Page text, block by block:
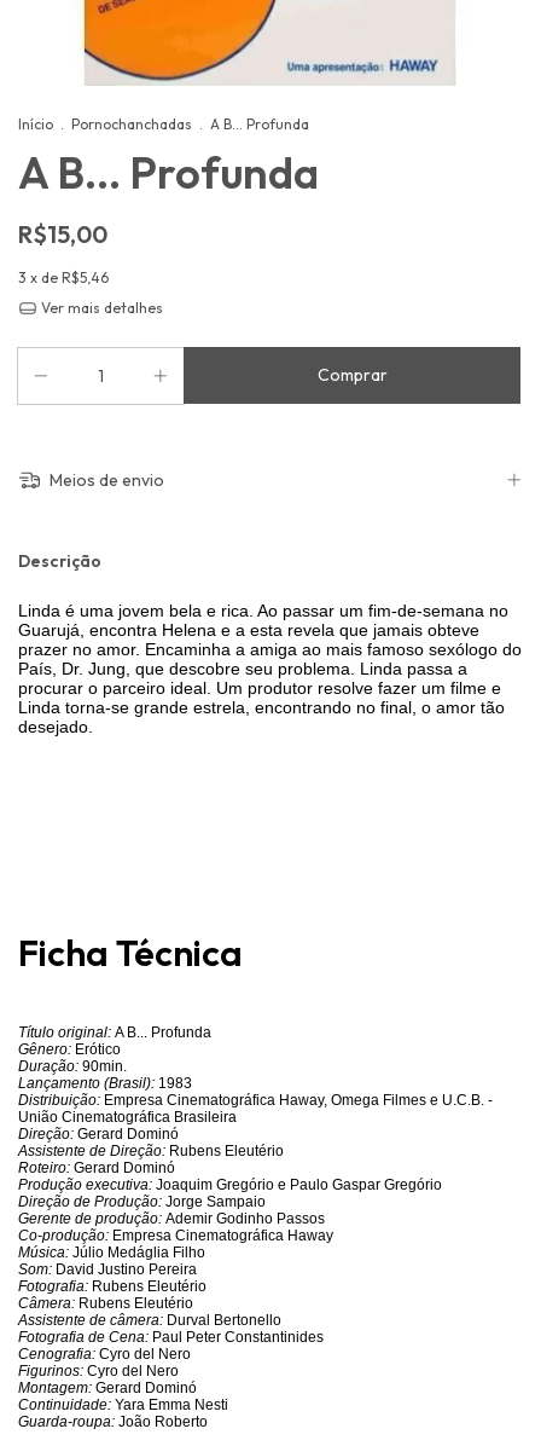
Início . Pornochanchadas . A B... Profunda
A B... Profunda
R$15,00
3 x de R$5,46
Ver mais detalhes
Meios de envio
Descrição
Linda é uma jovem bela e rica. Ao passar um fim-de-semana no
Guarujá, encontra Helena e a esta revela que jamais obteve
prazer no amor. Encaminha a amiga ao mais famoso sexólogo do
País, Dr. Jung, que descobre seu problema. Linda passa a
procurar o parceiro ideal. Um produtor resolve fazer um filme e
Linda torna-se grande estrela, encontrando no final, o amor tão
desejado.
Ficha Técnica
Título original: A B... Profunda
Gênero: Erótico
Duração: 90min.
Lançamento (Brasil): 1983
Distribuição: Empresa Cinematográfica Haway, Omega Filmes e U.C.B. -
União Cinematográfica Brasileira
Direção: Gerard Dominó
Assistente de Direção: Rubens Eleutério
Roteiro: Gerard Dominó
Produção executiva: Joaquim Gregório e Paulo Gaspar Gregório
Direção de Produção: Jorge Sampaio
Gerente de produção: Ademir Godinho Passos
Co-produção: Empresa Cinematográfica Haway
Música: Júlio Medáglia Filho
Som: David Justino Pereira
Fotografia: Rubens Eleutério
Câmera: Rubens Eleutério
Assistente de câmera: Durval Bertonello
Fotografia de Cena: Paul Peter Constantinides
Cenografia: Cyro del Nero
Figurinos: Cyro del Nero
Montagem: Gerard Dominó
Continuidade: Yara Emma Nesti
Guarda-roupa: João Roberto